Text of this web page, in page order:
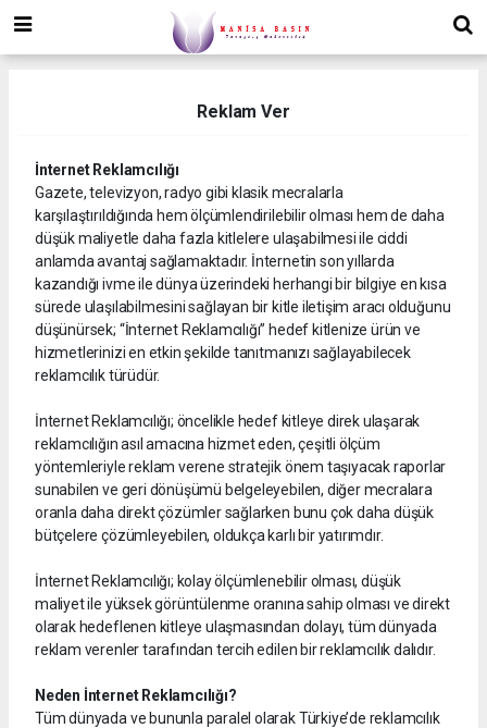
Reklam Ver
İnternet Reklamcılığı
Gazete, televizyon, radyo gibi klasik mecralarla
karşılaştırıldığında hem ölçümlendirilebilir olması hem de daha
düşük maliyetle daha fazla kitlelere ulaşabilmesi ile ciddi
anlamda avantaj sağlamaktadır. İnternetin son yıllarda
kazandığı ivme ile dünya üzerindeki herhangi bir bilgiye en kısa
sürede ulaşılabilmesini sağlayan bir kitle iletişim aracı olduğunu
düşünürsek; “İnternet Reklamcılığı” hedef kitlenize ürün ve
hizmetlerinizi en etkin şekilde tanıtmanızı sağlayabilecek
reklamcılık türüdür.
İnternet Reklamcılığı; öncelikle hedef kitleye direk ulaşarak
reklamcılığın asıl amacına hizmet eden, çeşitli ölçüm
yöntemleriyle reklam verene stratejik önem taşıyacak raporlar
sunabilen ve geri dönüşümü belgeleyebilen, diğer mecralara
oranla daha direkt çözümler sağlarken bunu çok daha düşük
bütçelere çözümleyebilen, oldukça karlı bir yatırımdır.
İnternet Reklamcılığı; kolay ölçümlenebilir olması, düşük
maliyet ile yüksek görüntülenme oranına sahip olması ve direkt
olarak hedeflenen kitleye ulaşmasından dolayı, tüm dünyada
reklam verenler tarafından tercih edilen bir reklamcılık dalıdır.
Neden İnternet Reklamcılığı?
Tüm dünyada ve bununla paralel olarak Türkiye’de reklamcılık